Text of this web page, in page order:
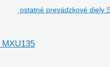
ostatné prevádzkové diely